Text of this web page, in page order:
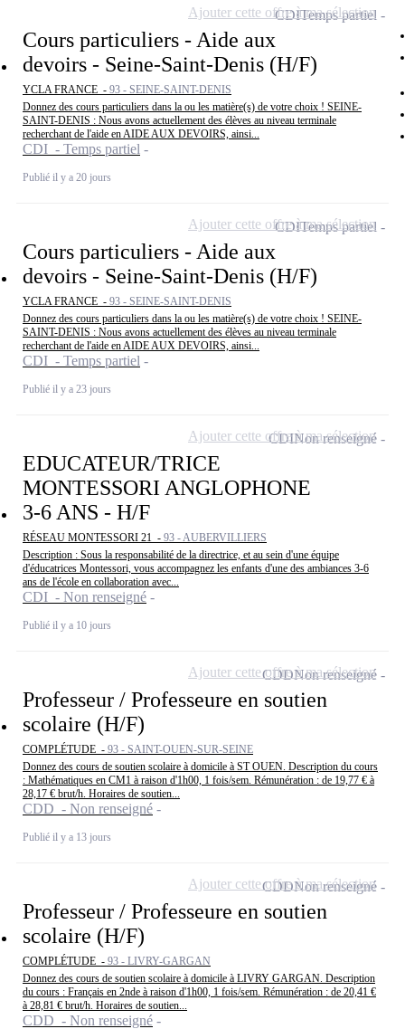
Cours particuliers - Aide aux
devoirs - Seine-Saint-Denis (H/F)
YCLA FRANCE - 93 - SEINE-SAINT-DENIS
Donnez des cours particuliers dans la ou les matière(s) de votre choix ! SEINE-
SAINT-DENIS : Nous avons actuellement des élèves au niveau terminale
recherchant de l'aide en AIDE AUX DEVOIRS, ainsi...
CDI - Temps partiel
Publié il y a 20 jours
CDITemps partiel
Ajouter cette offre à ma sélection
Cours particuliers - Aide aux
devoirs - Seine-Saint-Denis (H/F)
YCLA FRANCE - 93 - SEINE-SAINT-DENIS
Donnez des cours particuliers dans la ou les matière(s) de votre choix ! SEINE-
SAINT-DENIS : Nous avons actuellement des élèves au niveau terminale
recherchant de l'aide en AIDE AUX DEVOIRS, ainsi...
CDI - Temps partiel
Publié il y a 23 jours
CDITemps partiel
Ajouter cette offre à ma sélection
EDUCATEUR/TRICE
MONTESSORI ANGLOPHONE
3-6 ANS - H/F
RÉSEAU MONTESSORI 21 - 93 - AUBERVILLIERS
Description : Sous la responsabilité de la directrice, et au sein d'une équipe
d'éducatrices Montessori, vous accompagnez les enfants d'une des ambiances 3-6
ans de l'école en collaboration avec...
CDI - Non renseigné
Publié il y a 10 jours
CDINon renseigné
Ajouter cette offre à ma sélection
Professeur / Professeure en soutien
scolaire (H/F)
COMPLÉTUDE - 93 - SAINT-OUEN-SUR-SEINE
Donnez des cours de soutien scolaire à domicile à ST OUEN. Description du cours
: Mathématiques en CM1 à raison d'1h00, 1 fois/sem. Rémunération : de 19,77 € à
28,17 € brut/h. Horaires de soutien...
CDD - Non renseigné
Publié il y a 13 jours
CDDNon renseigné
Ajouter cette offre à ma sélection
Professeur / Professeure en soutien
scolaire (H/F)
COMPLÉTUDE - 93 - LIVRY-GARGAN
Donnez des cours de soutien scolaire à domicile à LIVRY GARGAN. Description
du cours : Français en 2nde à raison d'1h00, 1 fois/sem. Rémunération : de 20,41 €
à 28,81 € brut/h. Horaires de soutien...
CDD - Non renseigné
CDDNon renseigné
Ajouter cette offre à ma sélection